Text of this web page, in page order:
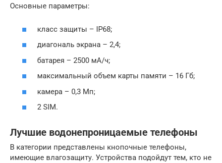
Основные параметры:
класс защиты – IP68;
диагональ экрана – 2,4;
батарея – 2500 мА/ч;
максимальный объем карты памяти – 16 Гб;
камера – 0,3 Мп;
2 SIM.
Лучшие водонепроницаемые телефоны
В категории представлены кнопочные телефоны,
имеющие влагозащиту. Устройства подойдут тем, кто не